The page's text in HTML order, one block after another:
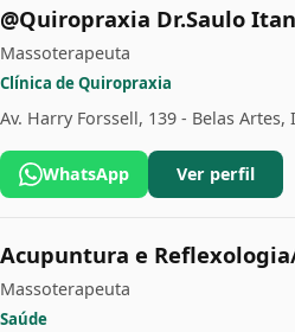
@Quiropraxia Dr.Saulo
Massoterapeuta
Clínica de Quiropraxia
Av. Harry Forssell, 139 - Belas Artes,
WhatsApp Ver perfil
Acupuntura e
Massoterapeuta
Saúde